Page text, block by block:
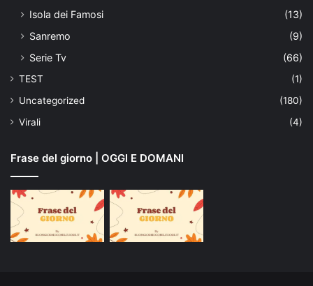
Isola dei Famosi
(13)
Sanremo
(9)
Serie Tv
(66)
TEST
(1)
Uncategorized
(180)
Virali
(4)
Frase del giorno | OGGI E DOMANI